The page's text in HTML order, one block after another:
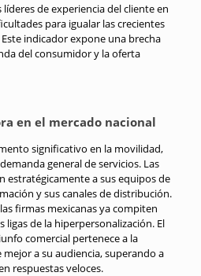
de experiencia del cliente en
para igualar las crecientes
indicador expone una brecha
del consumidor y la oferta
en el mercado nacional
significativo en la movilidad,
general de servicios. Las
estratégicamente a sus equipos de
y sus canales de distribución.
firmas mexicanas ya compiten
ligas de la hiperpersonalización. El
comercial pertenece a la
a su audiencia, superando a
respuestas veloces.